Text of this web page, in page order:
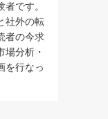
です。
社外の転
者の今求
場分析・
を行なっ